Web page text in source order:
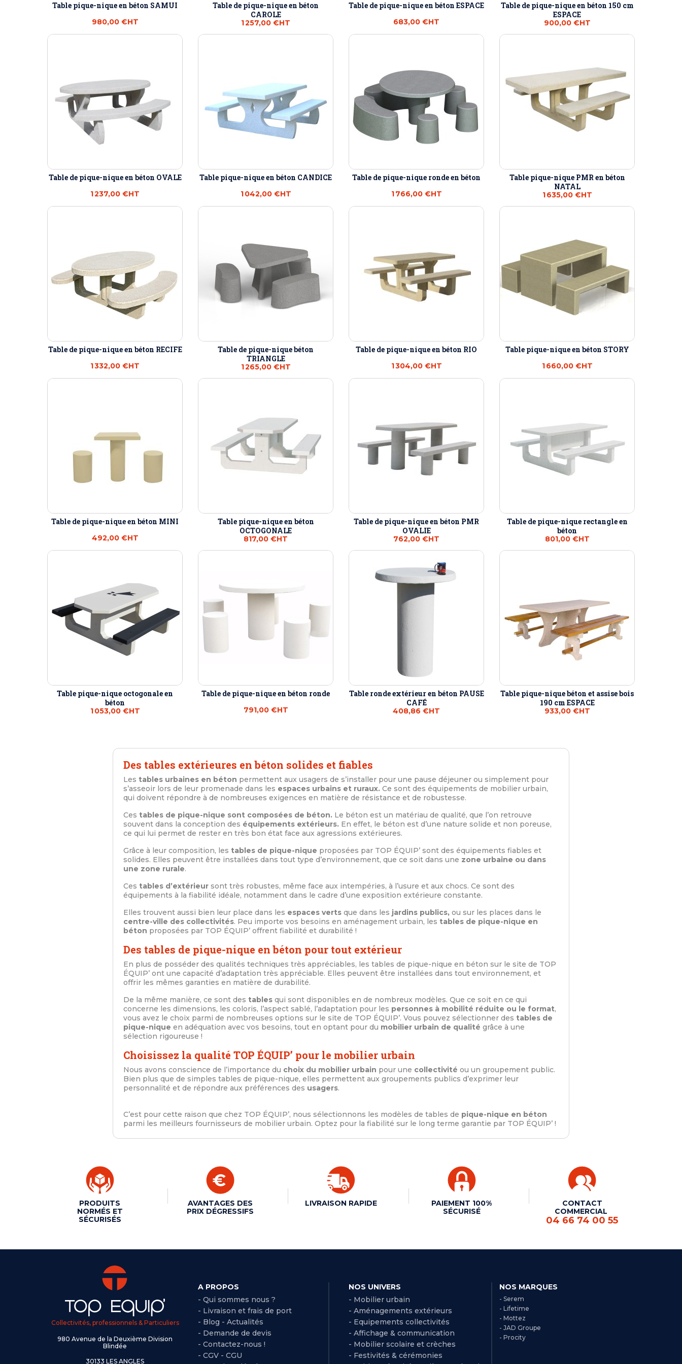
Table pique-nique en béton SAMUI
980,00 €HT
Table de pique-nique en béton
CAROLE
1 257,00 €HT
Table de pique-nique en béton ESPACE
683,00 €HT
Table de pique-nique en béton 150 cm
ESPACE
900,00 €HT
Table de pique-nique en béton OVALE
1 237,00 €HT
Table pique-nique en béton CANDICE
1 042,00 €HT
Table de pique-nique ronde en béton
1 766,00 €HT
Table pique-nique PMR en béton
NATAL
1 635,00 €HT
Table de pique-nique en béton RECIFE
1 332,00 €HT
Table de pique-nique béton
TRIANGLE
1 265,00 €HT
Table de pique-nique en béton RIO
1 304,00 €HT
Table pique-nique en béton STORY
1 660,00 €HT
Table de pique-nique en béton MINI
492,00 €HT
Table pique-nique en béton
OCTOGONALE
817,00 €HT
Table de pique-nique en béton PMR
OVALIE
762,00 €HT
Table de pique-nique rectangle en
béton
801,00 €HT
Table pique-nique octogonale en
béton
1 053,00 €HT
Table de pique-nique en béton ronde
791,00 €HT
Table ronde extérieur en béton PAUSE
CAFÉ
408,86 €HT
Table pique-nique béton et assise bois
190 cm ESPACE
933,00 €HT
Des tables extérieures en béton solides et fiables
Les tables urbaines en béton permettent aux usagers de s’installer pour une pause déjeuner ou simplement pour
s’asseoir lors de leur promenade dans les espaces urbains et ruraux. Ce sont des équipements de mobilier urbain,
qui doivent répondre à de nombreuses exigences en matière de résistance et de robustesse.
Ces tables de pique-nique sont composées de béton. Le béton est un matériau de qualité, que l’on retrouve
souvent dans la conception des équipements extérieurs. En effet, le béton est d’une nature solide et non poreuse,
ce qui lui permet de rester en très bon état face aux agressions extérieures.
Grâce à leur composition, les tables de pique-nique proposées par TOP ÉQUIP’ sont des équipements fiables et
solides. Elles peuvent être installées dans tout type d’environnement, que ce soit dans une zone urbaine ou dans
une zone rurale.
Ces tables d’extérieur sont très robustes, même face aux intempéries, à l’usure et aux chocs. Ce sont des
équipements à la fiabilité idéale, notamment dans le cadre d’une exposition extérieure constante.
Elles trouvent aussi bien leur place dans les espaces verts que dans les jardins publics, ou sur les places dans le
centre-ville des collectivités. Peu importe vos besoins en aménagement urbain, les tables de pique-nique en
béton proposées par TOP ÉQUIP’ offrent fiabilité et durabilité !
Des tables de pique-nique en béton pour tout extérieur
En plus de posséder des qualités techniques très appréciables, les tables de pique-nique en béton sur le site de TOP
ÉQUIP’ ont une capacité d’adaptation très appréciable. Elles peuvent être installées dans tout environnement, et
offrir les mêmes garanties en matière de durabilité.
De la même manière, ce sont des tables qui sont disponibles en de nombreux modèles. Que ce soit en ce qui
concerne les dimensions, les coloris, l’aspect sablé, l’adaptation pour les personnes à mobilité réduite ou le format,
vous avez le choix parmi de nombreuses options sur le site de TOP ÉQUIP’. Vous pouvez sélectionner des tables de
pique-nique en adéquation avec vos besoins, tout en optant pour du mobilier urbain de qualité grâce à une
sélection rigoureuse !
Choisissez la qualité TOP ÉQUIP’ pour le mobilier urbain
Nous avons conscience de l’importance du choix du mobilier urbain pour une collectivité ou un groupement public.
Bien plus que de simples tables de pique-nique, elles permettent aux groupements publics d’exprimer leur
personnalité et de répondre aux préférences des usagers.
C’est pour cette raison que chez TOP ÉQUIP’, nous sélectionnons les modèles de tables de pique-nique en béton
parmi les meilleurs fournisseurs de mobilier urbain. Optez pour la fiabilité sur le long terme garantie par TOP ÉQUIP’ !
PRODUITS
NORMÉS ET
SÉCURISÉS
AVANTAGES DES
PRIX DÉGRESSIFS
LIVRAISON RAPIDE
PAIEMENT 100%
SÉCURISÉ
CONTACT
COMMERCIAL
04 66 74 00 55
Collectivités, professionnels & Particuliers
980 Avenue de la Deuxième Division
Blindée
30133 LES ANGLES
A PROPOS
- Qui sommes nous ?
- Livraison et frais de port
- Blog - Actualités
- Demande de devis
- Contactez-nous !
- CGV - CGU
NOS UNIVERS
- Mobilier urbain
- Aménagements extérieurs
- Equipements collectivités
- Affichage & communication
- Mobilier scolaire et crèches
- Festivités & cérémonies
NOS MARQUES
- Serem
- Lifetime
- Mottez
- JAD Groupe
- Procity